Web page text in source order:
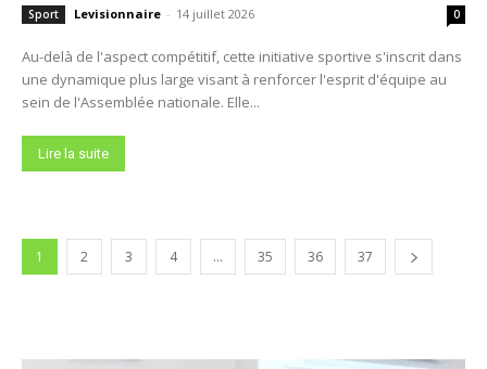
Sport Levisionnaire - 14 juillet 2026 0
Au-delà de l'aspect compétitif, cette initiative sportive s'inscrit dans
une dynamique plus large visant à renforcer l'esprit d'équipe au
sein de l'Assemblée nationale. Elle...
Lire la suite
1 2 3 4 … 35 36 37